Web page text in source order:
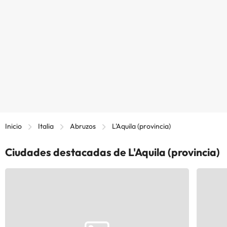
Inicio Italia Abruzos L'Aquila (provincia)
Ciudades destacadas de L'Aquila (provincia)